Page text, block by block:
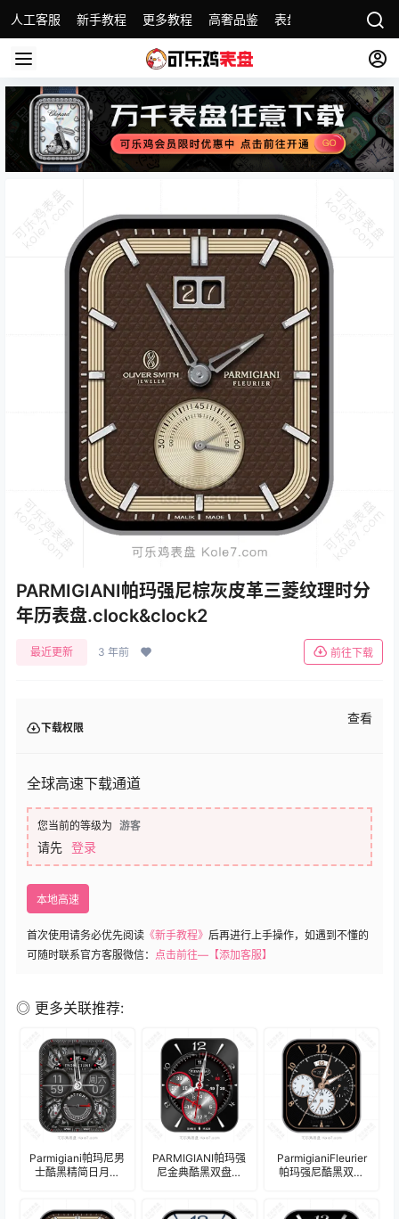
人工客服 新手教程 更多教程 高奢品鉴 表盘合集 名表故事
PARMIGIANI帕玛强尼棕灰皮革三菱纹理时分
年历表盘.clock&clock2
最近更新 3 年前 前往下载
下载权限
查看
全球高速下载通道
您当前的等级为 游客
请先 登录
本地高速
首次使用请务必优先阅读 《新手教程》 后再进行上手操作，如遇到不懂的
可随时联系官方客服微信： 点击前往—【添加客服】
◎ 更多关联推荐:
Parmigiani帕玛尼男
士酷黑精简日月表
PARMIGIANI帕玛强
尼金典酷黑双盘红
ParmigianiFleurier
帕玛强尼酷黑双盘